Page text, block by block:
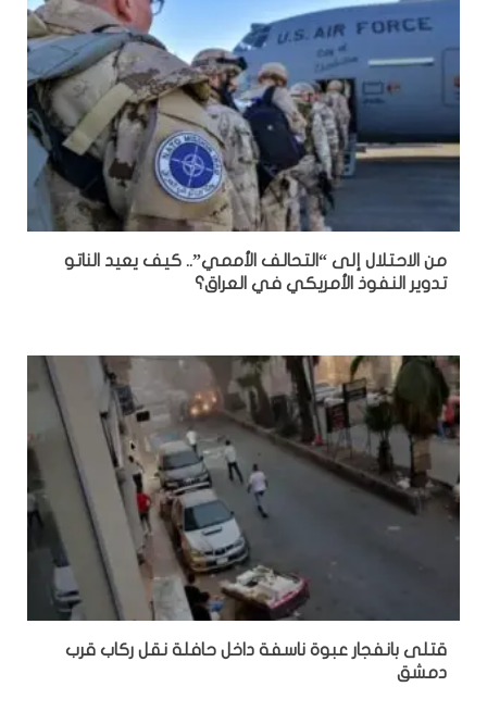
من الاحتلال إلى “التحالف الأممي”.. كيف يعيد الناتو
تدوير النفوذ الأمريكي في العراق؟
قتلى بانفجار عبوة ناسفة داخل حافلة نقل ركاب قرب
دمشق